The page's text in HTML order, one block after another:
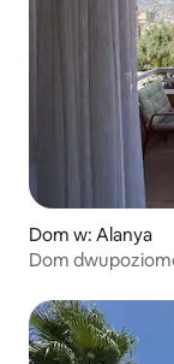
Dom w: Alanya
Dom